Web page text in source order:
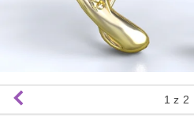
1 z 2